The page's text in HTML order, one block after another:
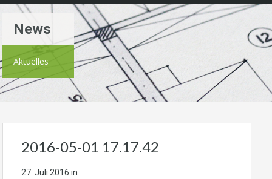
News
Aktuelles
2016-05-01 17.17.42
27. Juli 2016 in